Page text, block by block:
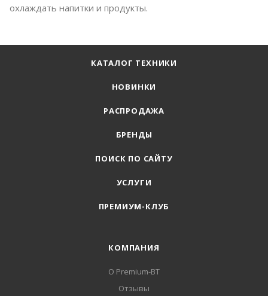
охлаждать напитки и продукты.
КАТАЛОГ ТЕХНИКИ
НОВИНКИ
РАСПРОДАЖА
БРЕНДЫ
ПОИСК ПО САЙТУ
УСЛУГИ
ПРЕМИУМ-КЛУБ
КОМПАНИЯ
О Premium-BT
Отзывы